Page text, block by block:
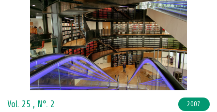
Vol. 25 , N°. 2 2007